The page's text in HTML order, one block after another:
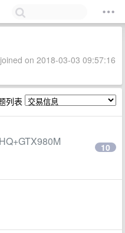
on 2018-03-03 09:57:16
列表
10